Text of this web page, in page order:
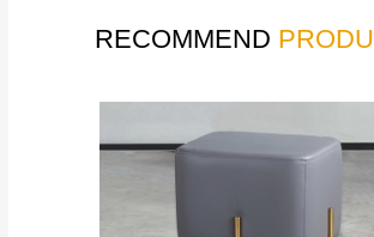
RECOMMEND